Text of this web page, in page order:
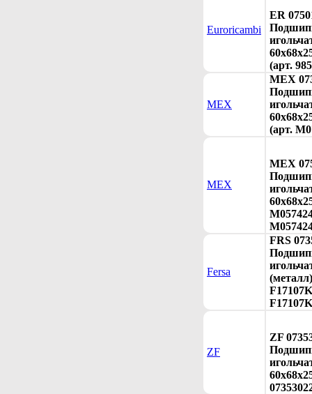
Euroricambi
ER
(арт.
MEX
MEX
(арт.
MEX
MEX
Fersa
FRS
ZF
ZF